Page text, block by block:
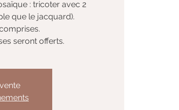
: tricoter avec 2
que le jacquard).
seront offerts.